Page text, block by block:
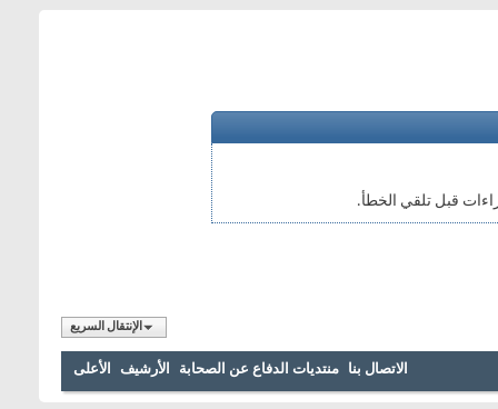
قبل تلقي الخطأ.
الإنتقال السريع
الاتصال بنا منتديات الدفاع عن الصحابة الأرشيف الأعلى